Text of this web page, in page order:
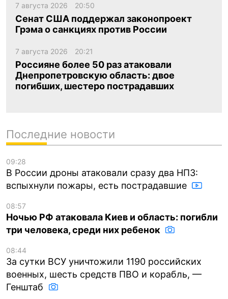
7 августа 2026 20:50
Сенат США поддержал законопроект
Грэма о санкциях против России
7 августа 2026 20:21
Россияне более 50 раз атаковали
Днепропетровскую область: двое
погибших, шестеро пострадавших
Последние новости
09:28
В России дроны атаковали сразу два НПЗ:
вспыхнули пожары, есть пострадавшие
08:57
Ночью РФ атаковала Киев и область: погибли
три человека, среди них ребенок
08:44
За сутки ВСУ уничтожили 1190 российских
военных, шесть средств ПВО и корабль, —
Генштаб